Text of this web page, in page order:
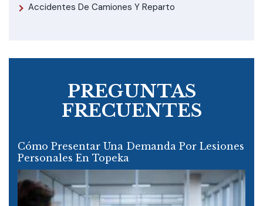
Accidentes De Camiones Y Reparto
PREGUNTAS
FRECUENTES
Cómo Presentar Una Demanda Por Lesiones
Personales En Topeka